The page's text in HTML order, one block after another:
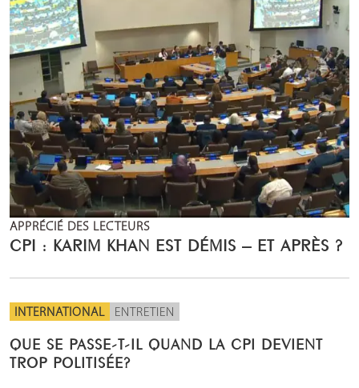
APPRÉCIÉ DES LECTEURS
CPI : KARIM KHAN EST DÉMIS – ET APRÈS ?
INTERNATIONAL ENTRETIEN
QUE SE PASSE-T-IL QUAND LA CPI DEVIENT
TROP POLITISÉE?